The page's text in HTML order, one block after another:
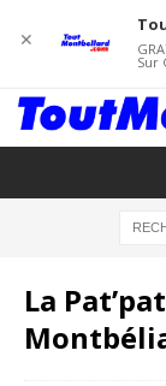
La
✕
Sur